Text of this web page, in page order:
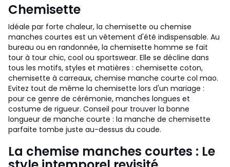
Chemisette
Idéale par forte chaleur, la chemisette ou chemise
manches courtes est un vêtement d'été indispensable. Au
bureau ou en randonnée, la chemisette homme se fait
tour à tour chic, cool ou sportswear. Elle se décline dans
tous les motifs, styles et matières : chemisette coton,
chemisette à carreaux, chemise manche courte col mao.
Evitez tout de même la chemisette lors d'un mariage :
pour ce genre de cérémonie, manches longues et
costume de rigueur. Conseil pour trouver la bonne
longueur de manche courte : la manche de chemisette
parfaite tombe juste au-dessus du coude.
La chemise manches courtes : Le